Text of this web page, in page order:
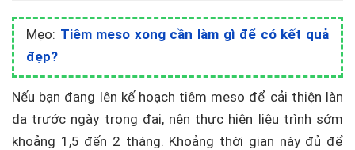
Mẹo: Tiêm meso xong cần làm gì để có kết quả
đẹp?
Nếu bạn đang lên kế hoạch tiêm meso để cải thiện làn
da trước ngày trọng đại, nên thực hiện liệu trình sớm
khoảng 1,5 đến 2 tháng. Khoảng thời gian này đủ để